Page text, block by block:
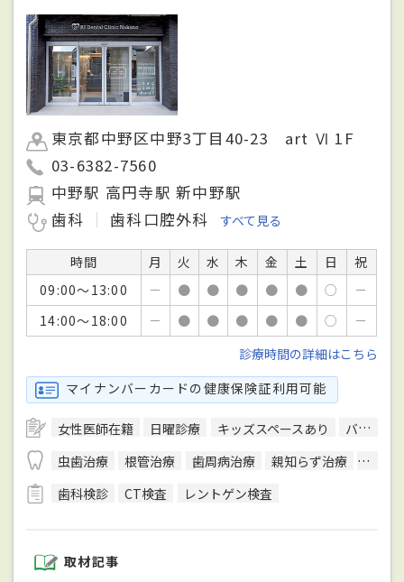
東京都中野区中野3丁目40-23 art Ⅵ 1F
03-6382-7560
中野駅 高円寺駅 新中野駅
歯科
歯科口腔外科 すべて見る
時間 月 火 水 木 金 土 日
祝
09:00～13:00
－ ● ● ● ● ● ○
－
14:00～18:00
－ ● ● ● ● ● ○
－
診療時間の詳細はこちら
マイナンバーカードの健康保険証利用可能
女性医師在籍 日曜診療 キッズスペースあり
バリアフリー対応
虫歯治療
根管治療 歯周病治療 親知らず治療
顎関
歯科検診
CT検査 レントゲン検査
取材記事